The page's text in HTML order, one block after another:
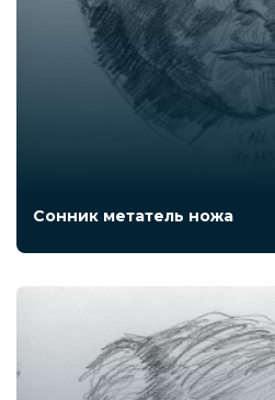
Сонник метатель ножа